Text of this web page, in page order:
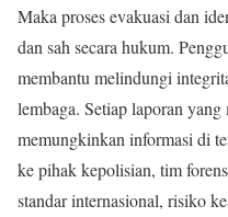
Maka proses evakuasi dan
dan sah secara hukum.
membantu melindungi
lembaga. Setiap laporan
memungkinkan informasi di
ke pihak kepolisian, tim
standar internasional, risiko